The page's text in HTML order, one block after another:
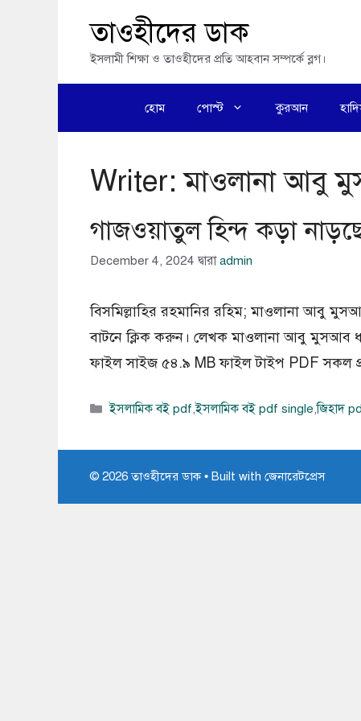
তাওহীদের ডাক
ইসলামী শিক্ষা ও তাওহীদের প্রতি আহবান সম্পর্কে ব্লগ।
হোম পোস্ট কুরআন
Writer:মাওলানা আবু
গাজওয়াতুল হিন্দ কড়া
December 4, 2024 দ্বারাadmin
বিসমিল্লাহির রহমানির রহিম; মাওলানা আবু
বাটনে ক্লিক করুন। লেখক মাওলানা আবু মুসআব
ফাইল সাইজ ৫৪.৯ MB ফাইল টাইপ PDF সকল
বিভাগ
ইসলামিক বই pdf,ইসলামিক বই pdf single,জিহাদ
© 2026 তাওহীদের ডাক• Built with জেনারেটপ্রেস